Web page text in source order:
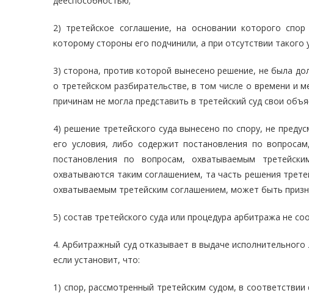
2) третейское соглашение, на основании которого
которому стороны его подчинили, а при отсутствии такого
3) сторона, против которой вынесено решение, не была
о третейском разбирательстве, в том числе о времени и
причинам не могла представить в третейский суд свои
4) решение третейского суда вынесено по спору, не
его условия, либо содержит постановления по
постановления по вопросам, охватываемым
охватываются таким соглашением, та часть решения
охватываемым третейским соглашением, может быть
5) состав третейского суда или процедура арбитража не
4. Арбитражный суд отказывает в выдаче
если установит, что:
1) спор, рассмотренный третейским судом, в